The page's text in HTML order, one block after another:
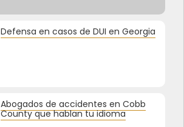
Defensa en casos de DUI en Georgia
Abogados de accidentes en Cobb
County que hablan tu idioma